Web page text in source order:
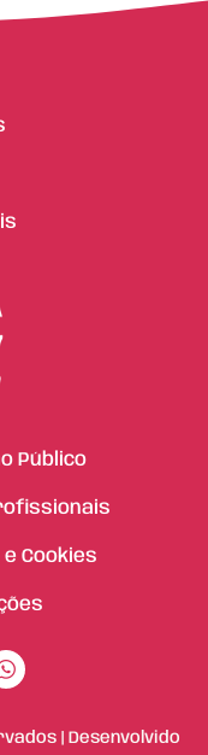
Público
Cookies
| Desenvolvido